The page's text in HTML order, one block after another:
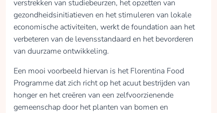
verstrekken van studiebeurzen, het opzetten van
gezondheidsinitiatieven en het stimuleren van lokale
economische activiteiten, werkt de foundation aan het
verbeteren van de levensstandaard en het bevorderen
van duurzame ontwikkeling.
Een mooi voorbeeld hiervan is het Florentina Food
Programme dat zich richt op het acuut bestrijden van
honger en het creëren van een zelfvoorzienende
gemeenschap door het planten van bomen en